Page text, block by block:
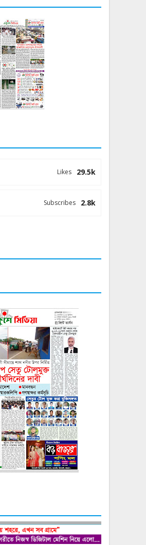
29.5k
Likes
2.8k
Subscribes